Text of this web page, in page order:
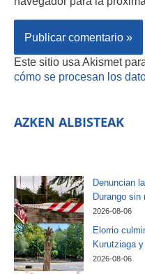
Este sitio usa Akismet
cómo se procesan los
AZKEN ALBISTEAK
Denuncian
Durango
2026-08-06
Elorrio
Kurutziaga
2026-08-06